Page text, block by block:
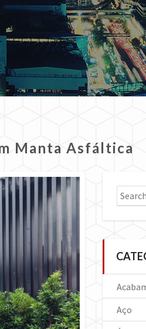
Manta Asfáltica
Search
for:
Aço